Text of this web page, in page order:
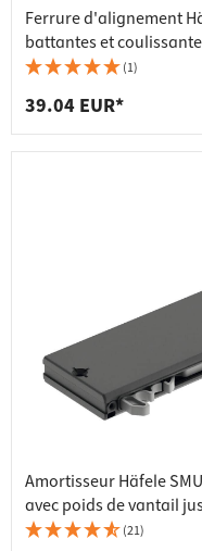
Ferrure d'alignement
battantes et
(1)
39.04 EUR*
Amortisseur Häfele
avec poids de vantail
(21)